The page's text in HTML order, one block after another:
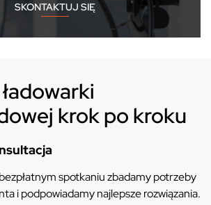
SKONTAKTUJ SIĘ
krok po kroku
spotkaniu zbadamy potrzeby
i podpowiadamy najlepsze rozwiązania.